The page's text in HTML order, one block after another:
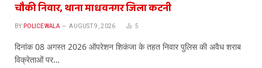
चौकी निवार, थाना माधवनगर जिला कटनी
BY POLICEWALA AUGUST 9, 2026 5
दिनांक 08 अगस्त 2026 ऑपरेशन शिकंजा के तहत निवार पुलिस की अवैध शराब
विक्रेताओं पर…